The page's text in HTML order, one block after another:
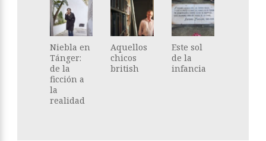
Niebla en
Tánger:
de la
ficción a
la
realidad
Aquellos
chicos
british
Este sol
de la
infancia